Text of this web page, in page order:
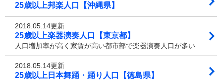
25歳以上邦楽人口【沖縄県】
2018.05.14更新
25歳以上楽器演奏人口【東京都】
人口増加率が高く家賃が高い都市部で楽器演奏人口が多い
2018.05.14更新
25歳以上日本舞踊・踊り人口【徳島県】